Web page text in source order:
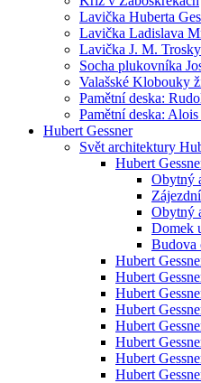
Lavička Huberta
Lavička Ladislava
Lavička J. M. Trosky
Socha plukovníka
Valašské Klobouky
Pamětní deska:
Pamětní deska:
Hubert Gessner
Svět architektury
Hubert
Obytný
Obytný
Domek
Budova
Hubert
Hubert
Hubert
Hubert
Hubert
Hubert
Hubert
Hubert